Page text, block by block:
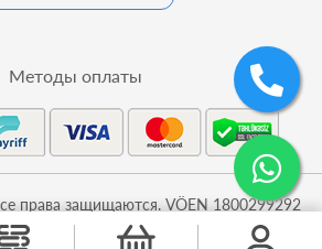
права защищаются. VÖEN 1800299292
Методы оплаты